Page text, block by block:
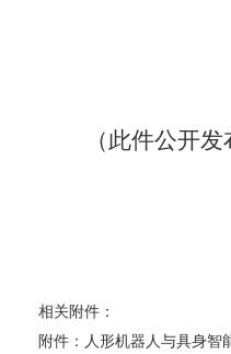
（此件公开
相关附件：
附件：人形机器人与具身智